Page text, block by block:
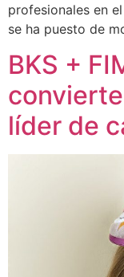
profesionales en
se ha puesto de
BKS +
líder de